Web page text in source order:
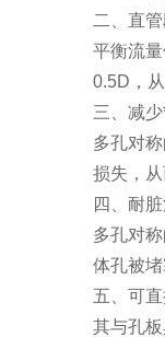
二、直
平衡流
0.5D ，
三、减
多孔对
损失，
四、耐
多孔对
体孔被
五、可
其与孔